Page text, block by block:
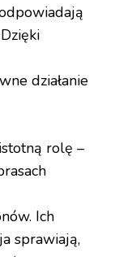
działanie
rolę –
Ich
sprawiają,